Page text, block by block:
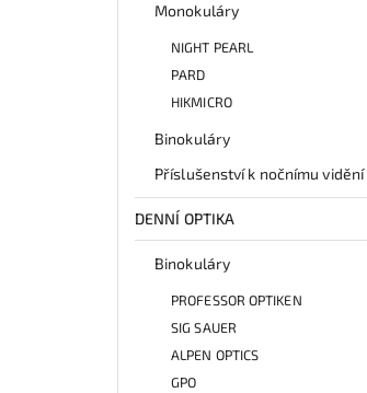
Monokuláry
NIGHT PEARL
PARD
HIKMICRO
Binokuláry
Příslušenství k nočnímu vidění
DENNÍ OPTIKA
Binokuláry
PROFESSOR OPTIKEN
SIG SAUER
ALPEN OPTICS
GPO